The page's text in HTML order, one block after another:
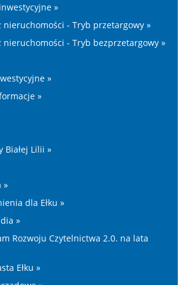
»
nieruchomości - Tryb przetargowy »
nieruchomości - Tryb bezprzetargowy »
»
»
Białej Lilii »
»
dla Ełku »
»
Rozwoju Czytelnictwa 2.0. na lata
Ełku »